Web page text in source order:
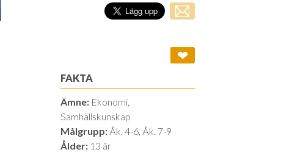
❤
FAKTA
Ämne: Ekonomi,
Samhällskunskap
Målgrupp: Åk. 4-6, Åk. 7-9
Ålder: 13 år